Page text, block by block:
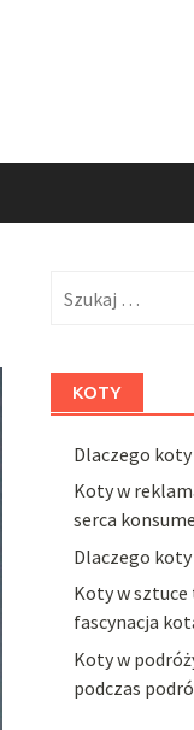
KOTY
Dlaczego
Koty w
serca
Dlaczego
Koty w
fascynacja
Koty w
podczas